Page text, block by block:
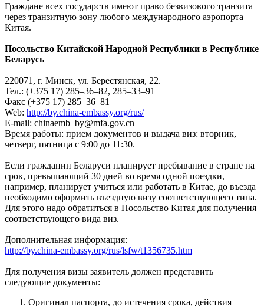
Граждане всех государств имеют право безвизового транзита
через транзитную зону любого международного аэропорта
Китая.
Посольство Китайской Народной Республики в Республике
Беларусь
220071, г. Минск, ул. Берестянская, 22.
Тел.: (+375 17) 285–36–82, 285–33–91
Факс (+375 17) 285–36–81
Web: http://by.china-embassy.org/rus/
E-mail: chinaemb_by@mfa.gov.cn
Время работы: прием документов и выдача виз: вторник,
четверг, пятница с 9:00 до 11:30.
Если гражданин Беларуси планирует пребывание в стране на
срок, превышающий 30 дней во время одной поездки,
например, планирует учиться или работать в Китае, до въезда
необходимо оформить въездную визу соответствующего типа.
Для этого надо обратиться в Посольство Китая для получения
соответствующего вида виз.
Дополнительная информация:
http://by.china-embassy.org/rus/lsfw/t1356735.htm
Для получения визы заявитель должен представить
следующие документы:
Оригинал паспорта, до истечения срока, действия